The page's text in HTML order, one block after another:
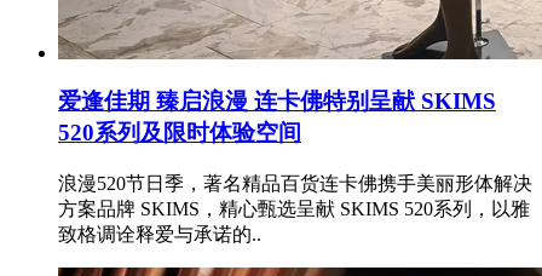
爱逢佳期 臻启浪漫 连卡佛特别呈献 SKIMS
520系列及限时体验空间
浪漫520节日季，著名精品百货连卡佛携手美丽形体解决
方案品牌 SKIMS，精心甄选呈献 SKIMS 520系列，以雅
致格调诠释爱与承诺的..